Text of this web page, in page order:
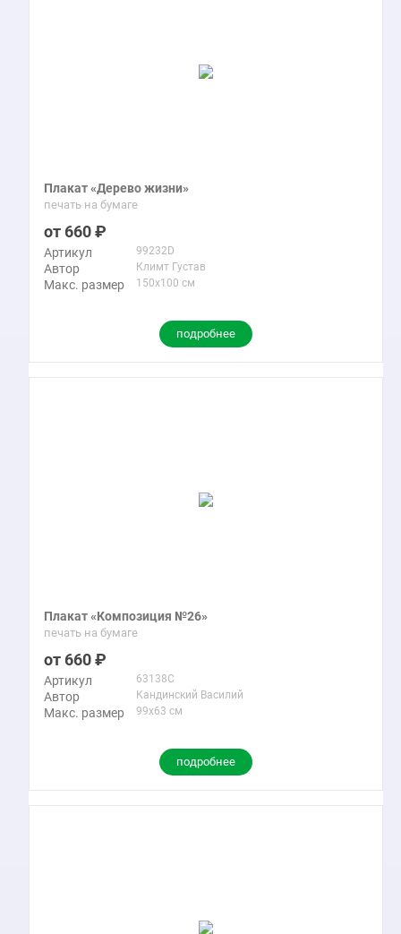
Плакат «Дерево жизни»
печать на бумаге
660
Артикул 99232D
Автор Климт Густав
Макс. размер 150x100 см
подробнее
Плакат «Композиция №26»
печать на бумаге
660
Артикул 63138C
Автор Кандинский Василий
Макс. размер 99x63 см
подробнее